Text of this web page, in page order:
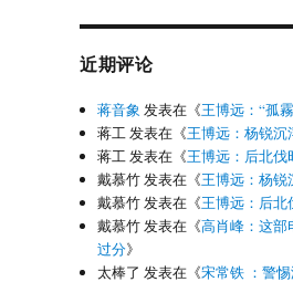
近期评论
蒋音象 发表在《王博远：“孤
蒋工发表在《王博远：杨锐沉
蒋工发表在《王博远：后北伐
戴慕竹发表在《王博远：杨锐
戴慕竹发表在《王博远：后北
戴慕竹发表在《高肖峰：这部
过分》
太棒了 发表在《宋常铁 ：警